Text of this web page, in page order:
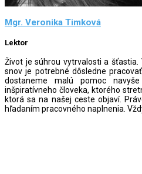
Mgr. Veronika Timková
Lektor
Život je súhrou vytrvalosti a šťastia.
snov je potrebné dôsledne
dostaneme malú pomoc
inšpiratívneho človeka, ktorého
ktorá sa na našej ceste objaví.
hľadaním pracovného naplnenia.